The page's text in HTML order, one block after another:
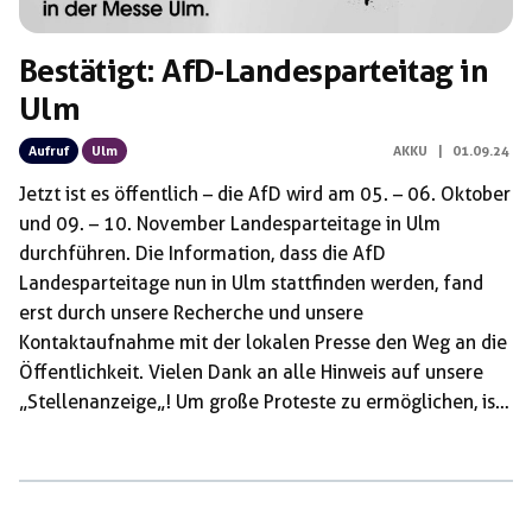
Bestätigt: AfD-Landesparteitag in
Ulm
Aufruf Ulm AKKU | 01.09.24
Jetzt ist es öffentlich – die AfD wird am 05. – 06. Oktober
und 09. – 10. November Landesparteitage in Ulm
durchführen. Die Information, dass die AfD
Landesparteitage nun in Ulm stattfinden werden, fand
erst durch unsere Recherche und unsere
Kontaktaufnahme mit der lokalen Presse den Weg an die
Öffentlichkeit. Vielen Dank an alle Hinweis auf unsere
„Stellenanzeige„! Um große Proteste zu ermöglichen, ist